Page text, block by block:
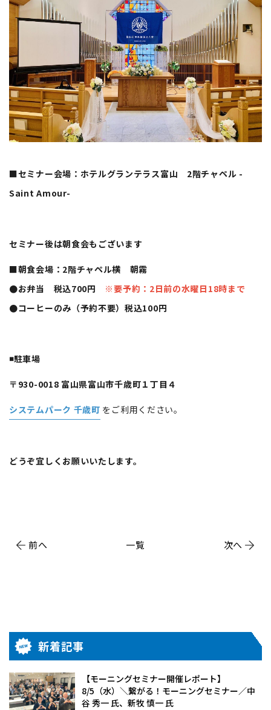
■セミナー会場：ホテルグランテラス富山 2階チャペル -
Saint Amour-
セミナー後は朝食会もございます
■朝食会場：2階チャペル横 朝霧
●お弁当 税込700円 ※要予約：2日前の水曜日18時まで
●コーヒーのみ（予約不要）税込100円
◾️駐車場
〒930-0018 富山県富山市千歳町１丁目４
システムパーク 千歳町 をご利用ください。
どうぞ宜しくお願いいたします。
前へ 一覧 次へ
新着記事
【モーニングセミナー開催レポート】
8/5（水）＼繋がる！モーニングセミナー／中
谷 秀一 氏、新牧 慎一 氏